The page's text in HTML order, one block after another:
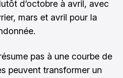
d’octobre à avril, avec
mars et avril pour la
pas à une courbe de
peuvent transformer un